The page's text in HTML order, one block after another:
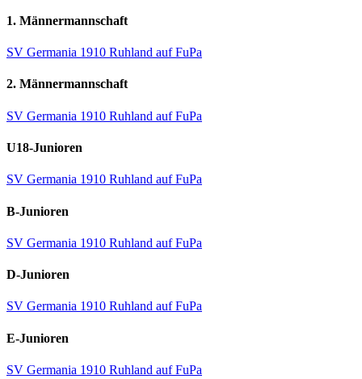
1. Männermannschaft
SV Germania 1910 Ruhland auf FuPa
2. Männermannschaft
SV Germania 1910 Ruhland auf FuPa
U18-Junioren
SV Germania 1910 Ruhland auf FuPa
B-Junioren
SV Germania 1910 Ruhland auf FuPa
D-Junioren
SV Germania 1910 Ruhland auf FuPa
E-Junioren
SV Germania 1910 Ruhland auf FuPa